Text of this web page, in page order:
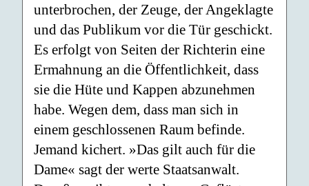
unterbrochen, der Zeuge, der Angeklagte
und das Publikum vor die Tür geschickt.
Es erfolgt von Seiten der Richterin eine
Ermahnung an die Öffentlichkeit, dass
sie die Hüte und Kappen abzunehmen
habe. Wegen dem, dass man sich in
einem geschlossenen Raum befinde.
Jemand kichert. »Das gilt auch für die
Dame« sagt der werte Staatsanwalt.